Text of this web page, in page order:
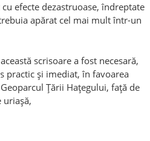
efecte dezastruoase, îndreptate
apărat cel mai mult într-un
scrisoare a fost necesară,
practic și imediat, în favoarea
Țării Hațegului, față de
uriașă,